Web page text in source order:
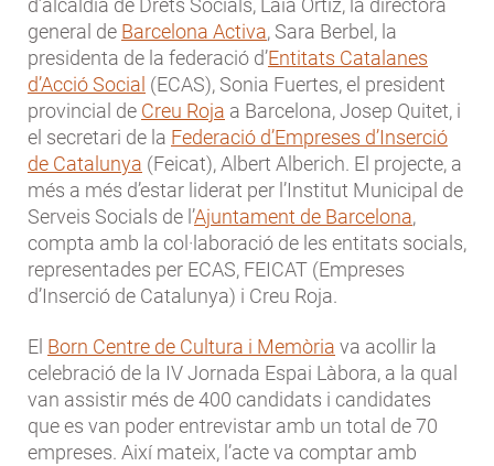
d’alcaldia de Drets Socials, Laia Ortiz, la directora
general de Barcelona Activa, Sara Berbel, la
presidenta de la federació d’Entitats Catalanes
d’Acció Social (ECAS), Sonia Fuertes, el president
provincial de Creu Roja a Barcelona, Josep Quitet, i
el secretari de la Federació d’Empreses d’Inserció
de Catalunya (Feicat), Albert Alberich. El projecte, a
més a més d’estar liderat per l’Institut Municipal de
Serveis Socials de l’Ajuntament de Barcelona,
compta amb la col·laboració de les entitats socials,
representades per ECAS, FEICAT (Empreses
d’Inserció de Catalunya) i Creu Roja.
El Born Centre de Cultura i Memòria va acollir la
celebració de la IV Jornada Espai Làbora, a la qual
van assistir més de 400 candidats i candidates
que es van poder entrevistar amb un total de 70
empreses. Així mateix, l’acte va comptar amb